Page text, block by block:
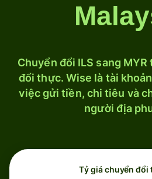
Chuyển đổi ILS sang
đổi thực. Wise là tài
việc gửi tiền, chi tiêu và
người địa
Tỷ giá chuyển đổi